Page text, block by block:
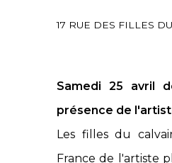
17 RUE DES FILLES
Samedi 25 avril
présence de
Les filles du
France de l'artiste